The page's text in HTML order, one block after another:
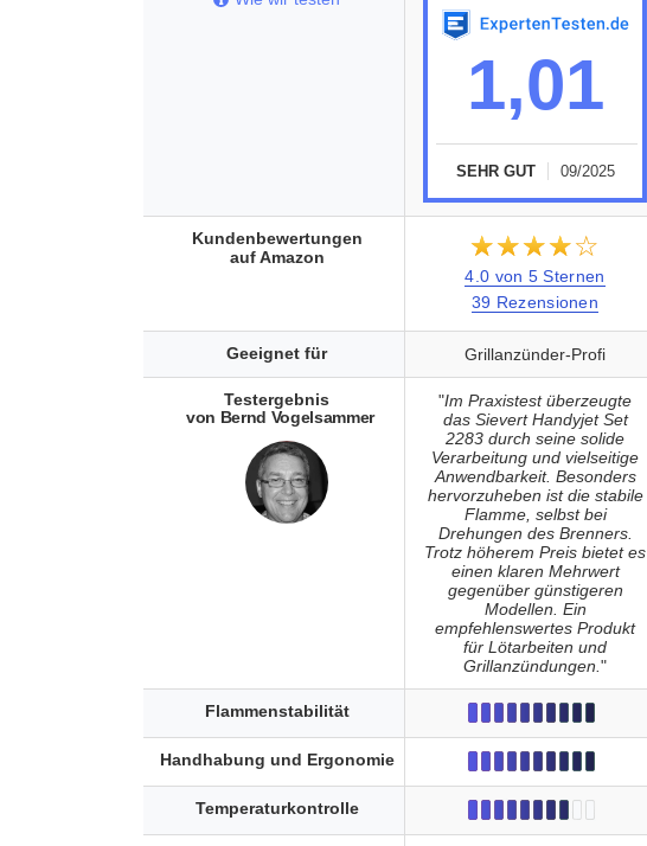
1,01
SEHR GUT 09/2025
★★★★★
☆☆☆☆☆
4.0 von 5 Sternen
39 Rezensionen
Grillanzünder-Profi
"Im Praxistest überzeugte
das Sievert Handyjet Set
2283 durch seine solide
Verarbeitung und vielseitige
Anwendbarkeit. Besonders
hervorzuheben ist die stabile
Flamme, selbst bei
Drehungen des Brenners.
Trotz höherem Preis bietet es
einen klaren Mehrwert
gegenüber günstigeren
Modellen. Ein
empfehlenswertes Produkt
für Lötarbeiten und
Grillanzündungen."
Kundenbewertungen
auf Amazon
Geeignet für
Testergebnis
von Bernd Vogelsammer
Flammenstabilität
Handhabung und Ergonomie
Temperaturkontrolle